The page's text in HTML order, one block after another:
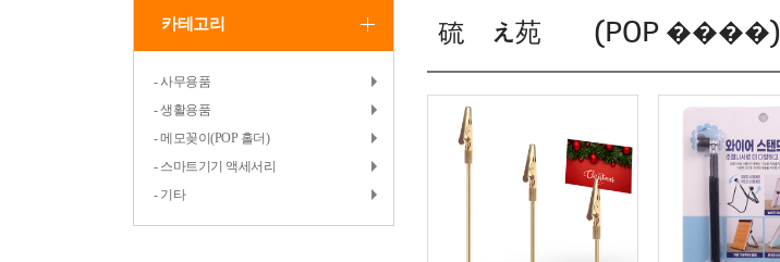
카테고리
- 사무용품
- 생활용품
- 메모꽂이(POP 홀더)
- 스마트기기 액세서리
- 기타
硫붾え苑귥씠(POP ����)